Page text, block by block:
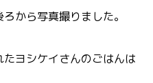
から写真撮りました。
ヨシケイさんのごはんは